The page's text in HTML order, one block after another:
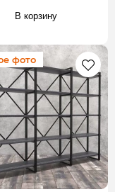
В корзину
фото